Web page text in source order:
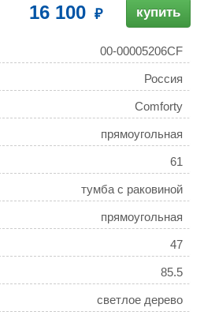
16 100 купить
00-00005206CF
Россия
Comforty
прямоугольная
61
тумба с раковиной
прямоугольная
47
85.5
светлое дерево